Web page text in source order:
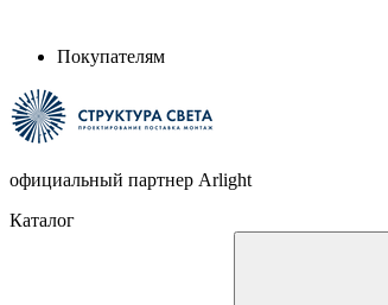
Покупателям
официальный партнер Arlight
Каталог